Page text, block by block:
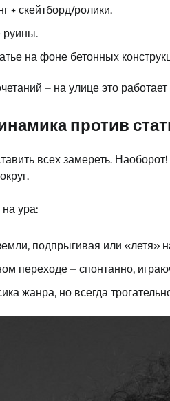
+ скейтборд/ролики.
руины.
на фоне бетонных
– на улице это работает
против
всех замереть.
ура:
подпрыгивая или «летя»
переходе – спонтанно,
жанра, но всегда